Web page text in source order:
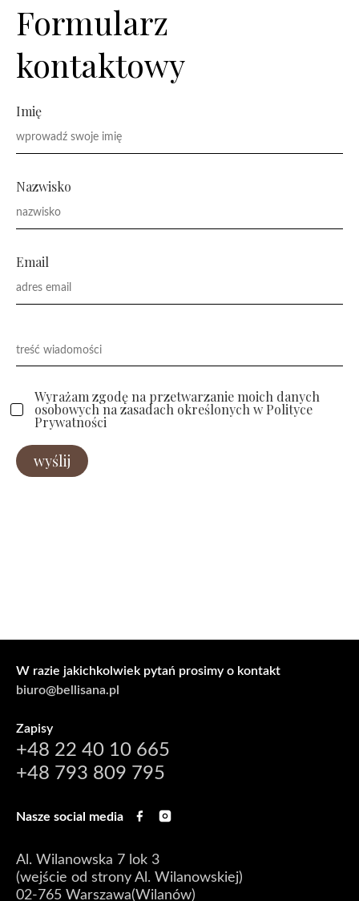
Formularz
kontaktowy
Imię
Nazwisko
Email
Wyrażam zgodę na przetwarzanie moich danych
osobowych na zasadach określonych w Polityce
Prywatności
W razie jakichkolwiek pytań prosimy o kontakt
biuro@bellisana.pl
Zapisy
+48 22 40 10 665
+48 793 809 795
Nasze social media
Al. Wilanowska 7 lok 3
(wejście od strony Al. Wilanowskiej)
02-765 Warszawa(Wilanów)